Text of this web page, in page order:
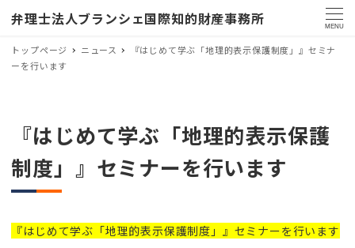
弁理士法人ブランシェ国際知的財産事務所 MENU
トップページ ニュース
『はじめて学ぶ「地理的表示保護制度」』セミナ
ーを行います
『はじめて学ぶ「地理的表示保護
制度」』セミナーを行います
『はじめて学ぶ「地理的表示保護制度」』セミナーを行います